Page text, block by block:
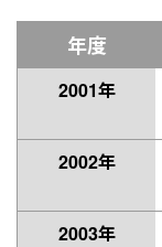
年度
2001年
2002年
2003年